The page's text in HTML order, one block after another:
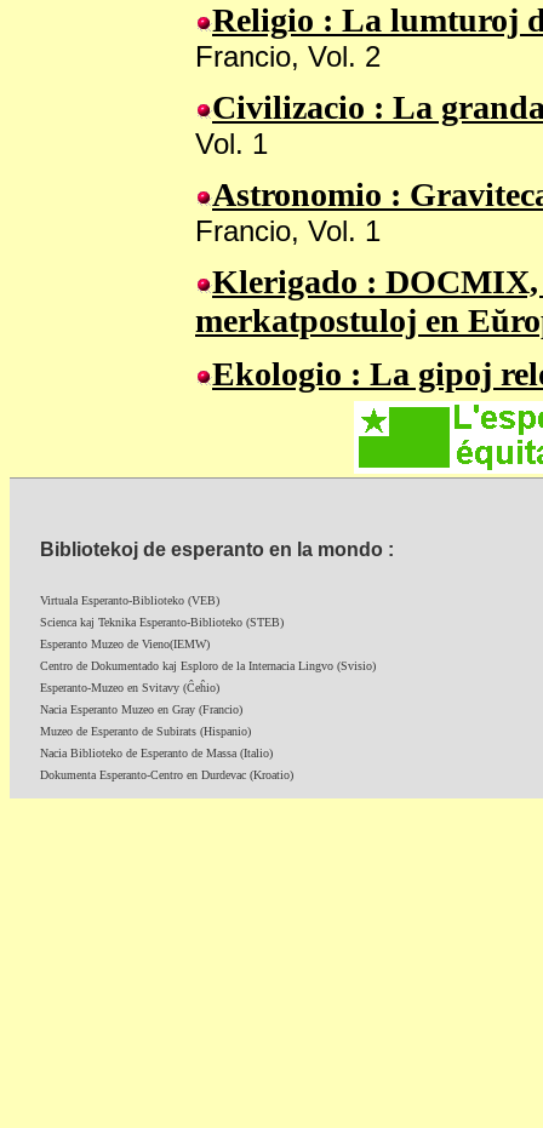
Religio : La lumturoj
Francio, Vol. 2
Civilizacio : La
Vol. 1
Astronomio :
Francio, Vol. 1
Klerigado :
merkatpostuloj en
Ekologio : La gipoj
Bibliotekoj de esperanto en la mondo :
Virtuala Esperanto-Biblioteko (VEB)
Scienca kaj Teknika Esperanto-Biblioteko (STEB)
Esperanto Muzeo de Vieno(IEMW)
Centro de Dokumentado kaj Esploro de la Internacia Lingvo (Svisio)
Esperanto-Muzeo en Svitavy (Ĉeĥio)
Nacia Esperanto Muzeo en Gray (Francio)
Muzeo de Esperanto de Subirats (Hispanio)
Nacia Biblioteko de Esperanto de Massa (Italio)
Dokumenta Esperanto-Centro en Durdevac (Kroatio)